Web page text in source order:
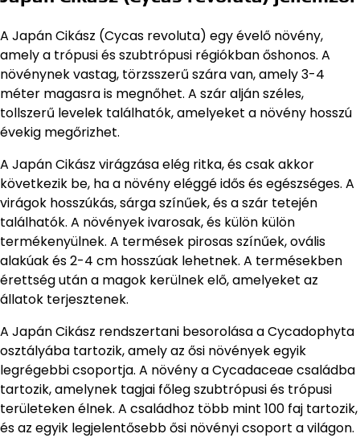
A Japán Cikász (Cycas revoluta) egy évelő növény,
amely a trópusi és szubtrópusi régiókban őshonos. A
növénynek vastag, törzsszerű szára van, amely 3-4
méter magasra is megnőhet. A szár alján széles,
tollszerű levelek találhatók, amelyeket a növény hosszú
évekig megőrizhet.
A Japán Cikász virágzása elég ritka, és csak akkor
következik be, ha a növény eléggé idős és egészséges. A
virágok hosszúkás, sárga színűek, és a szár tetején
találhatók. A növények ivarosak, és külön külön
termékenyülnek. A termések pirosas színűek, ovális
alakúak és 2-4 cm hosszúak lehetnek. A termésekben
érettség után a magok kerülnek elő, amelyeket az
állatok terjesztenek.
A Japán Cikász rendszertani besorolása a Cycadophyta
osztályába tartozik, amely az ősi növények egyik
legrégebbi csoportja. A növény a Cycadaceae családba
tartozik, amelynek tagjai főleg szubtrópusi és trópusi
területeken élnek. A családhoz több mint 100 faj tartozik,
és az egyik legjelentősebb ősi növényi csoport a világon.